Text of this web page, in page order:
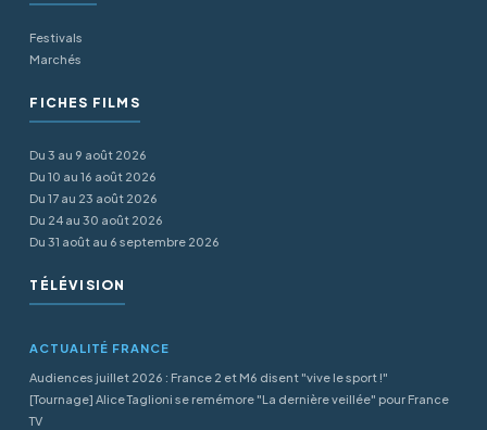
Festivals
Marchés
FICHES FILMS
Du 3 au 9 août 2026
Du 10 au 16 août 2026
Du 17 au 23 août 2026
Du 24 au 30 août 2026
Du 31 août au 6 septembre 2026
TÉLÉVISION
ACTUALITÉ FRANCE
Audiences juillet 2026 : France 2 et M6 disent "vive le sport !"
[Tournage] Alice Taglioni se remémore "La dernière veillée" pour France
TV